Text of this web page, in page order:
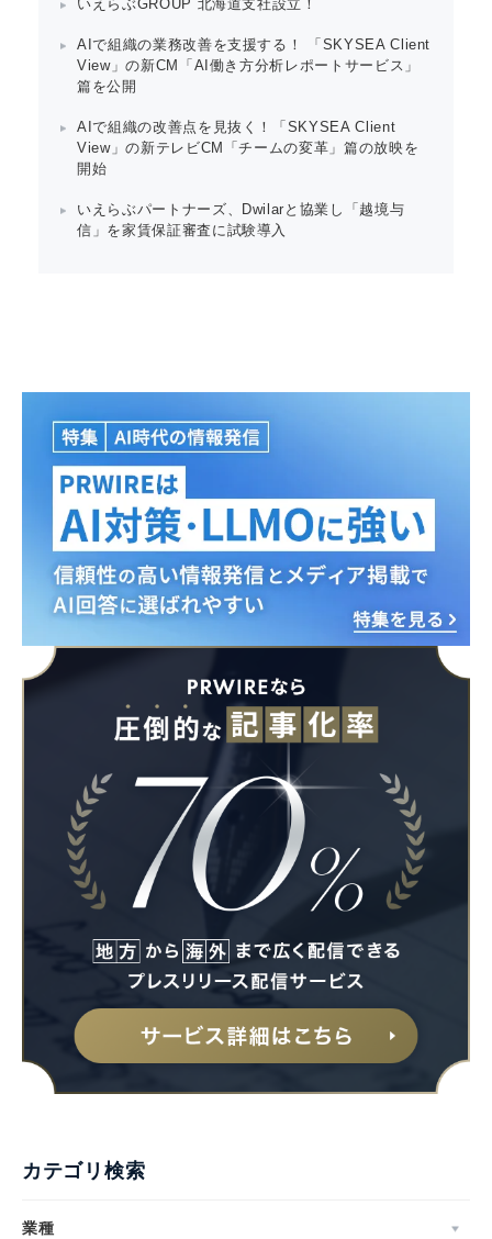
いえらぶGROUP 北海道支社設立！
AIで組織の業務改善を支援する！ 「SKYSEA Client
View」の新CM「AI働き方分析レポートサービス」
篇を公開
AIで組織の改善点を見抜く！「SKYSEA Client
View」の新テレビCM「チームの変革」篇の放映を
開始
いえらぶパートナーズ、Dwilarと協業し「越境与
信」を家賃保証審査に試験導入
カテゴリ検索
業種